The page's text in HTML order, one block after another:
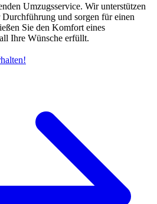
Umzugsservice. Wir unterstützen
und sorgen für einen
Sie den Komfort eines
Ihre Wünsche erfüllt.